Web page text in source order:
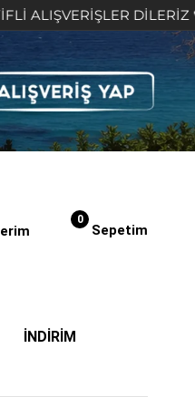
DİLERİZ 🤍
Sepetim
0
İNDİRİM